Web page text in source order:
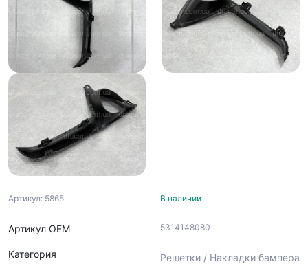
Артикул: 5865
Артикул ОЕМ
Категория
В наличии
5314148080
Решетки / Накладки бампера